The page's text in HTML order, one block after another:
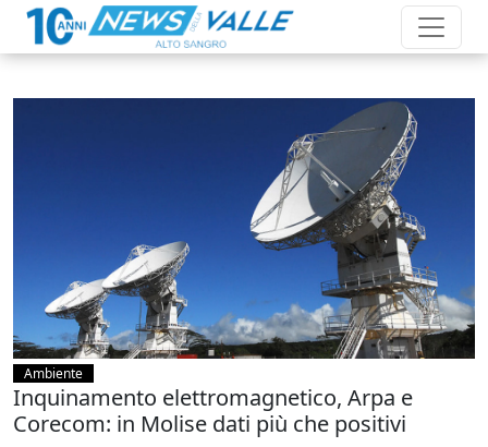
Ambiente
Inquinamento elettromagnetico, Arpa e
Corecom: in Molise dati più che positivi